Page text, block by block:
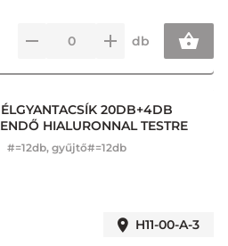
db
20DB+4DB
HIALURONNAL TESTRE
#=12db, gyűjtő#=12db
H11-00-A-3